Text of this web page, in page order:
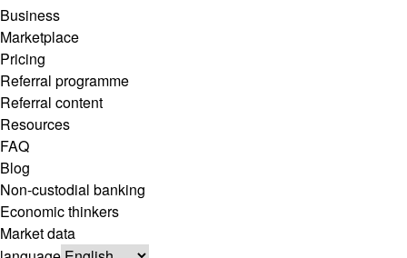
Business
Marketplace
Pricing
Referral programme
Referral content
Resources
FAQ
Blog
Non-custodial banking
Economic thinkers
Market data